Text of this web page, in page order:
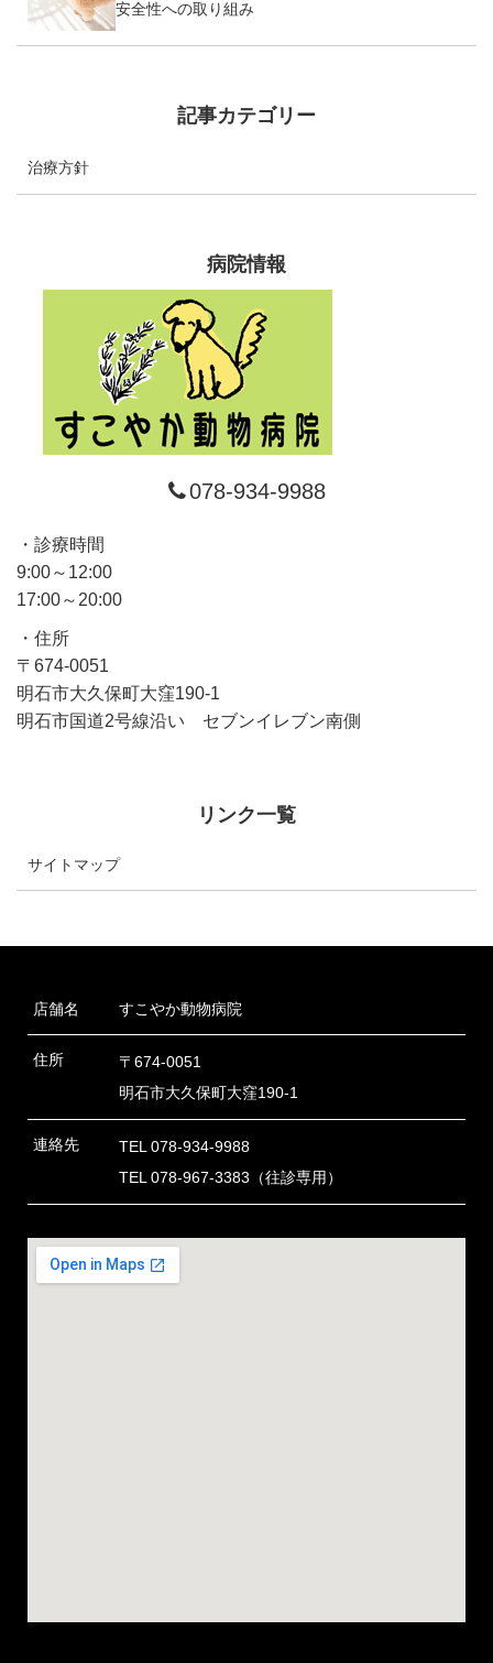
安全性への取り組み
記事カテゴリー
治療方針
病院情報
078-934-9988
診療時間
9:00～12:00
17:00～20:00
住所
〒674-0051
明石市大久保町大窪190-1
明石市国道2号線沿い セブンイレブン南側
リンク一覧
サイトマップ
店舗名 すこやか動物病院
住所
〒674-0051
明石市大久保町大窪190-1
連絡先
TEL 078-934-9988
TEL 078-967-3383 （往診専用）